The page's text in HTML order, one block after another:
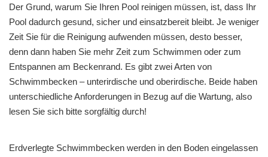
Der Grund, warum Sie Ihren Pool reinigen müssen, ist, dass Ihr
Pool dadurch gesund, sicher und einsatzbereit bleibt. Je weniger
Zeit Sie für die Reinigung aufwenden müssen, desto besser,
denn dann haben Sie mehr Zeit zum Schwimmen oder zum
Entspannen am Beckenrand. Es gibt zwei Arten von
Schwimmbecken – unterirdische und oberirdische. Beide haben
unterschiedliche Anforderungen in Bezug auf die Wartung, also
lesen Sie sich bitte sorgfältig durch!
Erdverlegte Schwimmbecken werden in den Boden eingelassen